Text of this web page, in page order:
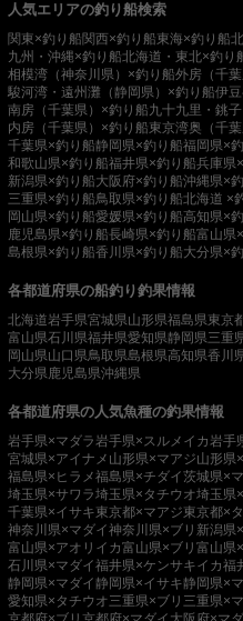
人気エリアの釣り船検索
関東×釣り船関西×釣り船東海×釣り船
九州・沖縄×釣り船北海道・東北×釣り
相模湾（神奈川県）×釣り船外房（千
駿河湾・遠州灘（静岡県）×釣り船伊
南房（千葉県）×釣り船九十九里・銚
内房（千葉県）×釣り船東京湾奥（千
千葉県×釣り船静岡県×釣り船福岡県×
和歌山県×釣り船福井県×釣り船兵庫県
新潟県×釣り船大阪府×釣り船沖縄県×
三重県×釣り船鳥取県×釣り船北海道 ×
岡山県×釣り船愛媛県×釣り船高知県×
鹿児島県×釣り船長崎県×釣り船富山県
島根県×釣り船香川県×釣り船大分県×
各都道府県の船釣り釣果情報
北海道岩手県宮城県山形県福島県東京
富山県石川県福井県愛知県静岡県三重
岡山県山口県鳥取県島根県高知県香川
大分県鹿児島県沖縄県
各都道府県の人気魚種の釣果情報
岩手県×マダラ岩手県×スルメイカ岩手
宮城県×アイナメ 山形県×マアジ山形県
福島県×ヒラメ福島県×チダイ茨城県×
埼玉県×サワラ埼玉県×タチウオ埼玉県
千葉県×イサキ東京都×マアジ東京都×
神奈川県×マダイ神奈川県×ブリ 新潟県
富山県×アオリイカ富山県×ブリ 富山県
石川県×マダイ福井県×ケンサキイカ福
静岡県×マダイ 静岡県×イサキ静岡県×
愛知県×タチウオ三重県×ブリ 三重県×